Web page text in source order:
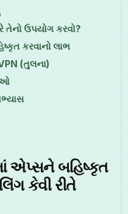
તેનો ઉપયોગ કરવો?
કરવાનો લાભ
(તુલના)
એપ્સને બહિષ્કૃત
કેવી રીતે